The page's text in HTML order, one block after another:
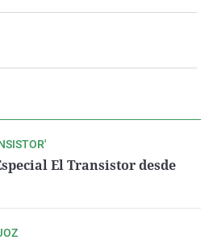
El Transistor desde